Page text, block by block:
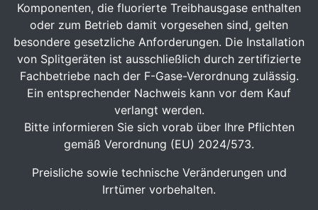
Komponenten, die fluorierte Treibhausgase enthalten
oder zum Betrieb damit vorgesehen sind, gelten
besondere gesetzliche Anforderungen. Die Installation
von Splitgeräten ist ausschließlich durch zertifizierte
Fachbetriebe nach der F-Gase-Verordnung zulässig.
Ein entsprechender Nachweis kann vor dem Kauf
verlangt werden.
Bitte informieren Sie sich vorab über Ihre Pflichten
gemäß Verordnung (EU) 2024/573.
Preisliche sowie technische Veränderungen und
Irrtümer vorbehalten.